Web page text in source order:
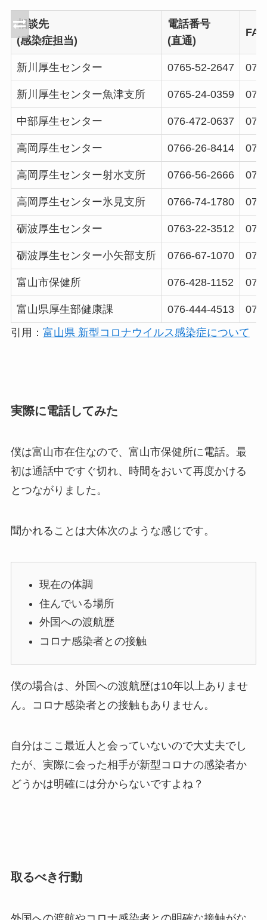
相談先
(感染症担当)
電話番号
(直通)
新川厚生センター 0765-52-2647
新川厚生センター魚津支所 0765-24-0359
中部厚生センター 076-472-0637
高岡厚生センター 0766-26-8414
高岡厚生センター射水支所 0766-56-2666
高岡厚生センター氷見支所 0766-74-1780
砺波厚生センター 0763-22-3512
砺波厚生センター小矢部支所 0766-67-1070
富山市保健所 076-428-1152
富山県厚生部健康課 076-444-4513
引用： 富山県 新型コロナウイルス感染症について
実際に電話してみた
僕は富山市在住なので、富山市保健所に電話。最
初は通話中ですぐ切れ、時間をおいて再度かける
とつながりました。
聞かれることは大体次のような感じです。
現在の体調
住んでいる場所
外国への渡航歴
コロナ感染者との接触
僕の場合は、外国への渡航歴は10年以上ありませ
ん。コロナ感染者との接触もありません。
自分はここ最近人と会っていないので大丈夫でし
たが、実際に会った相手が新型コロナの感染者か
どうかは明確には分からないですよね？
取るべき行動